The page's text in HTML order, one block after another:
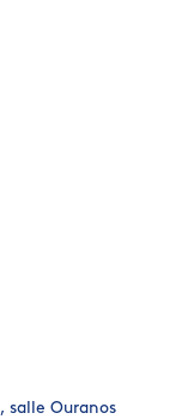
salle Ouranos